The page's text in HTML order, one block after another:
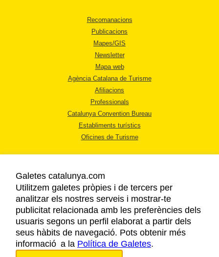
Recomanacions
Publicacions
Mapes/GIS
Newsletter
Mapa web
Agència Catalana de Turisme
Afiliacions
Professionals
Catalunya Convention Bureau
Establiments turístics
Oficines de Turisme
AVÍS LEGAL
POLÍTICA DE PRIVACITAT
COOKIES
ACCESSIBILITAT
Galetes catalunya.com
Utilitzem galetes pròpies i de tercers per
analitzar els nostres serveis i mostrar-te
publicitat relacionada amb les preferències dels
usuaris segons un perfil elaborat a partir dels
seus hàbits de navegació. Pots obtenir més
informació a la Política de Galetes.